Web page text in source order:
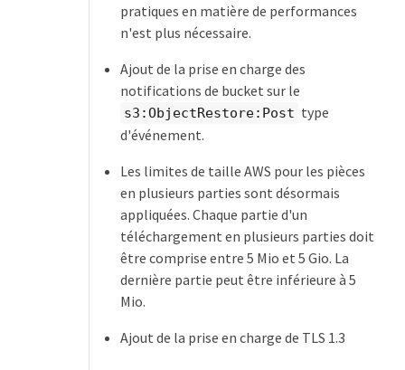
pratiques en matière de performances
n'est plus nécessaire.
Ajout de la prise en charge des
notifications de bucket sur le
s3:ObjectRestore:Post type
d'événement.
Les limites de taille AWS pour les pièces
en plusieurs parties sont désormais
appliquées. Chaque partie d'un
téléchargement en plusieurs parties doit
être comprise entre 5 Mio et 5 Gio. La
dernière partie peut être inférieure à 5
Mio.
Ajout de la prise en charge de TLS 1.3